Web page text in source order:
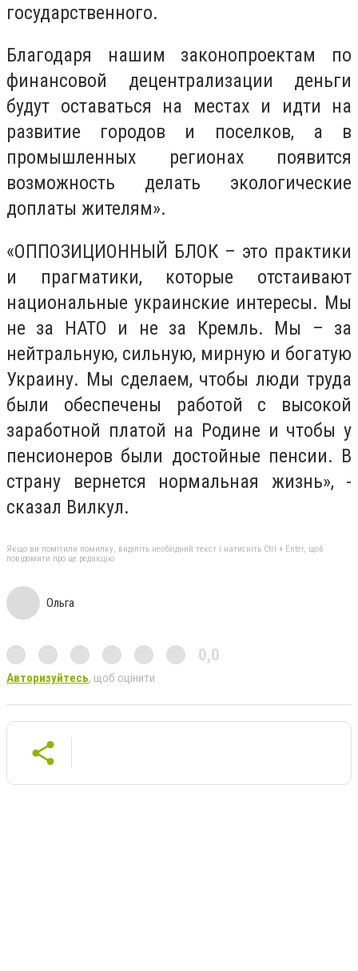
государственного.
Благодаря нашим законопроектам по
финансовой децентрализации деньги
будут оставаться на местах и идти на
развитие городов и поселков, а в
промышленных регионах появится
возможность делать экологические
доплаты жителям».
«ОППОЗИЦИОННЫЙ БЛОК – это практики
и прагматики, которые отстаивают
национальные украинские интересы. Мы
не за НАТО и не за Кремль. Мы – за
нейтральную, сильную, мирную и богатую
Украину. Мы сделаем, чтобы люди труда
были обеспечены работой с высокой
заработной платой на Родине и чтобы у
пенсионеров были достойные пенсии. В
страну вернется нормальная жизнь», -
сказал Вилкул.
Якщо ви помітили помилку, виділіть необхідний текст і натисніть Ctrl + Enter, щоб
повідомити про це редакцію
Ольга
0,0
Авторизуйтесь, щоб оцінити